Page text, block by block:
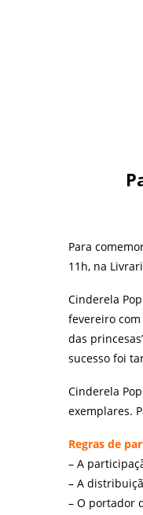
Para
11h, na
Cinderela
fevereiro
das
sucesso foi
Cinderela
exemplares.
Regras de
– A
– A
– O portador